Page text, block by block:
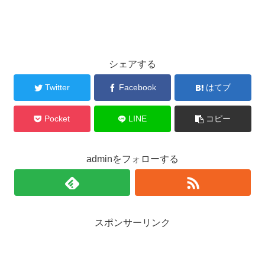
シェアする
Twitter Facebook はてブ
Pocket LINE コピー
adminをフォローする
スポンサーリンク